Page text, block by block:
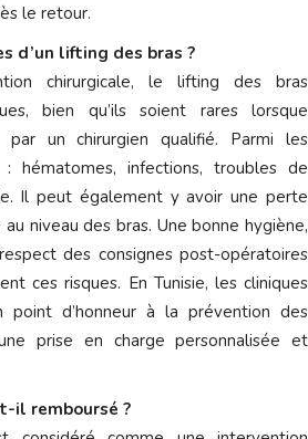
le retour.
d’un lifting des bras ?
chirurgicale, le lifting des bras
bien qu’ils soient rares lorsque
par un chirurgien qualifié. Parmi les
: hématomes, infections, troubles de
Il peut également y avoir une perte
niveau des bras. Une bonne hygiène,
des consignes post-opératoires
ces risques. En Tunisie, les cliniques
point d’honneur à la prévention des
prise en charge personnalisée et
il remboursé ?